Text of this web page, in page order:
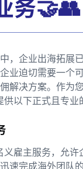
务🤝👥
，企业出海拓展
业迫切需要一个
解决方案。作为
以下正式且专业
义雇主服务，允许
速完成海外团队